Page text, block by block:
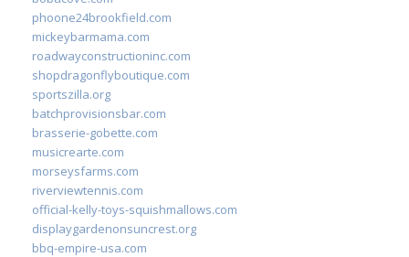
phoone24brookfield.com
mickeybarmama.com
roadwayconstructioninc.com
shopdragonflyboutique.com
sportszilla.org
batchprovisionsbar.com
brasserie-gobette.com
musicrearte.com
morseysfarms.com
riverviewtennis.com
official-kelly-toys-squishmallows.com
displaygardenonsuncrest.org
bbq-empire-usa.com